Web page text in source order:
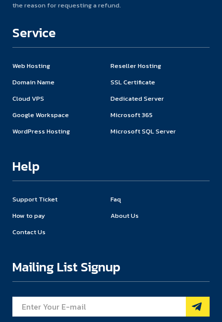
the reason for requesting a refund.
Service
Web Hosting
Reseller Hosting
Domain Name
SSL Certificate
Cloud VPS
Dedicated Server
Google Workspace
Microsoft 365
WordPress Hosting
Microsoft SQL Server
Help
Support Ticket
Faq
How to pay
About Us
Contact Us
Mailing List Signup